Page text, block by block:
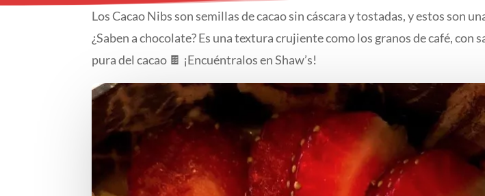
Los Cacao Nibs son semillas de cacao sin cáscara y tostadas, y estos son
¿Saben a chocolate? Es una textura crujiente como los granos de café, con
pura del cacao 🍫 ¡Encuéntralos en Shaw’s!